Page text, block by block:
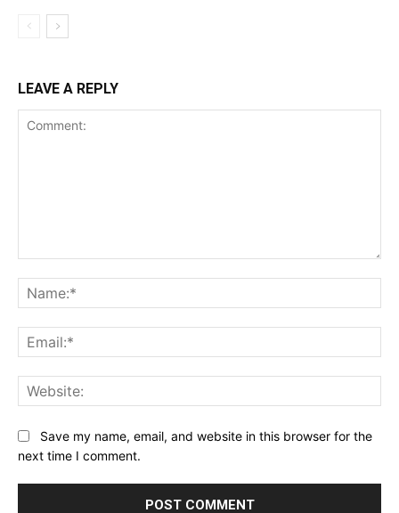
LEAVE A REPLY
Save my name, email, and website in this browser for the
next time I comment.